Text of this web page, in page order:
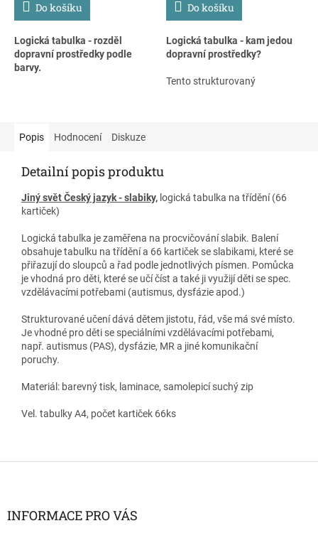
Do košíku
Logická tabulka - rozděl
dopravní prostředky podle
barvy.
orientaci na ploše. Úkolem
souhlasil tvar v řádku a
současně i barva ve
sloupci. Aktivita je vhodná pro
děti předškolního věku a pro
vzdělávacími potřebami.
zejména s autismem.
Do košíku
Logická tabulka - kam jedou
dopravní prostředky?
Tento strukturovaný
děti předškolního věku a pro
zejména s autismem.
Popis Hodnocení Diskuze
Detailní popis produktu
Jiný svět Český jazyk - slabiky, logická tabulka na třídění (66
kartiček)
Logická tabulka je zaměřena na procvičování slabik. Balení
obsahuje tabulku na třídění a 66 kartiček se slabikami, které se
přiřazují do sloupců a řad podle jednotlivých písmen. Pomůcka
je vhodná pro děti, které se učí číst a také ji využijí děti se spec.
vzdělávacími potřebami (autismus, dysfázie apod.)
Strukturované učení dává dětem jistotu, řád, vše má své místo.
Je vhodné pro děti se speciálními vzdělávacími potřebami,
např. autismus (PAS), dysfázie, MR a jiné komunikační
poruchy.
Materiál: barevný tisk, laminace, samolepicí suchý zip
Vel. tabulky A4, počet kartiček 66ks
INFORMACE PRO VÁS